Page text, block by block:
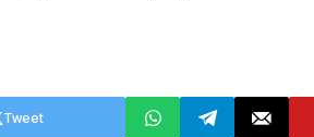
Tweet